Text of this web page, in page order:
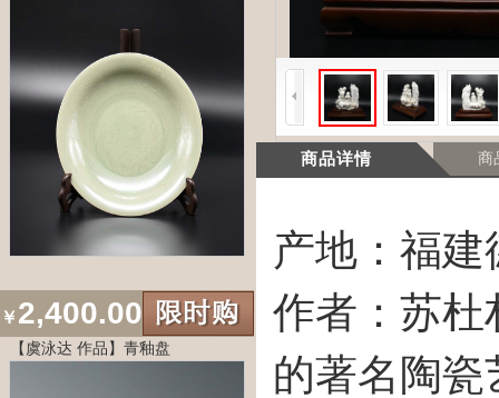
￥ 2,400.00
【虞泳达 作品】青釉盘
商品详情 商
产地：福建
作者：苏
的著名陶瓷